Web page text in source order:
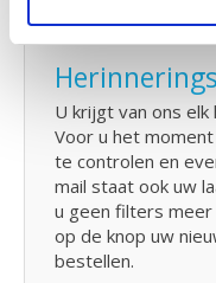
U krijgt van ons elk
Voor u het
te controlen en
mail staat ook uw
u geen filters meer
op de knop uw
bestellen.